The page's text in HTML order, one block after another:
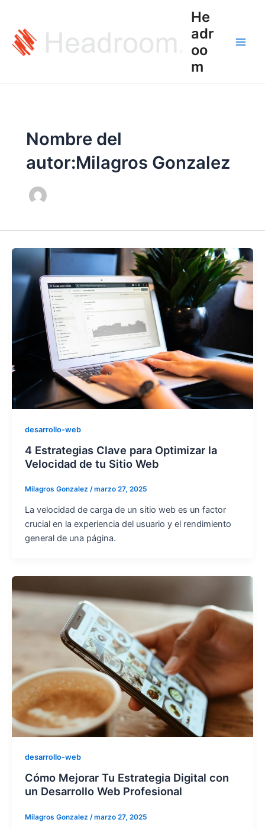
contenido
He
adr
oo
m
Nombre del
autor:Milagros Gonzalez
desarrollo-web
4 Estrategias Clave para Optimizar la
Velocidad de tu Sitio Web
Milagros Gonzalez /marzo 27, 2025
La velocidad de carga de un sitio web es un factor
crucial en la experiencia del usuario y el rendimiento
general de una página.
desarrollo-web
Cómo Mejorar Tu Estrategia Digital con
un Desarrollo Web Profesional
Milagros Gonzalez /marzo 27, 2025